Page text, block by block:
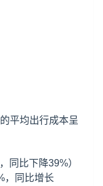
平均出行成本呈
同比下降39%）
，同比增长